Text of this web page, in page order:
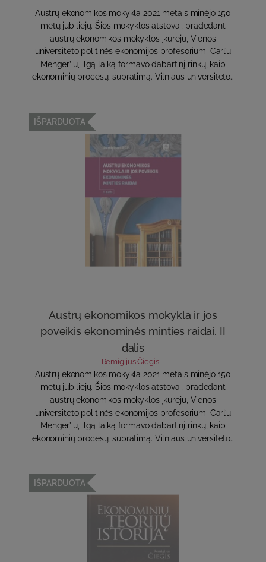
Austrų ekonomikos mokykla 2021 metais minėjo 150
metų jubiliejų. Šios mokyklos atstovai, pradedant
austrų ekonomikos mokyklos įkūrėju, Vienos
universiteto politinės ekonomijos profesoriumi Carl’u
Menger’iu, ilgą laiką formavo dabartinį rinkų, kaip
ekonominių procesų, supratimą. Vilniaus universiteto..
IŠPARDUOTA
Austrų ekonomikos mokykla ir jos
poveikis ekonominės minties raidai. II
dalis
Remigijus Čiegis
Austrų ekonomikos mokykla 2021 metais minėjo 150
metų jubiliejų. Šios mokyklos atstovai, pradedant
austrų ekonomikos mokyklos įkūrėju, Vienos
universiteto politinės ekonomijos profesoriumi Carl’u
Menger’iu, ilgą laiką formavo dabartinį rinkų, kaip
ekonominių procesų, supratimą. Vilniaus universiteto..
IŠPARDUOTA